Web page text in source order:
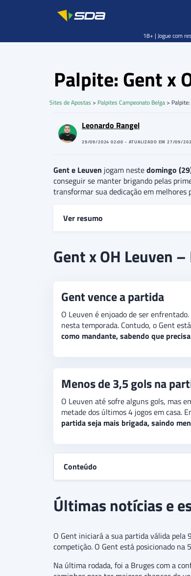
Palpite: Gent x
Sites de Apostas > Palpites Campeonato Belga >
Leonardo Rangel
29/09/2024 02:00 - ATUALIZADO EM 27/09/
Gent e Leuven jogam nestedomingo
conseguir se manter brigando pelas
transformar sua dedicação em melhores
Ver resumo
Enquanto o Leuven pontuou em 5
imposição como mandante. Além
Gent x OH Leuven
Gent vence a partida
O Leuven é enjoado de ser
nesta temporada. Contudo, o Gent
como mandante, sabendo que
Menos de 3,5 gols na
O Leuven até sofre alguns gols, mas
metade dos últimos 4 jogos em casa.
partida seja mais brigada, saindo
Conteúdo
Últimas notícias e
O Gent iniciará a sua partida válida pela
competição. O Gent está posicionado na
Na última rodada, foi a Bruges com a
18+ | Jogue com